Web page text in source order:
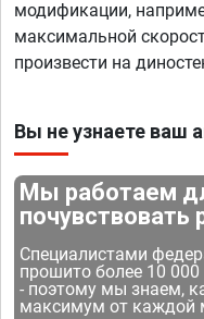
модификации,
максимальной
произвести на
Вы не узнаете ваш
Мы работаем
почувствовать
Специалистами
прошито более 10
- поэтому мы знаем,
максимум от каждой